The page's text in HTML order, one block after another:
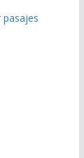
pasajes